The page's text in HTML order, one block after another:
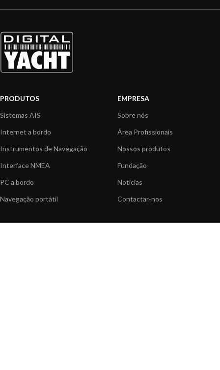
PRODUTOS
Sistemas AIS
Internet a bordo
Instrumentos de Navegação
Interface NMEA
PC a bordo
Navegação portátil
EMPRESA
Sobre nós
Área Profissionais
Nossos produtos
Fundação
Notícias
Contactar-nos